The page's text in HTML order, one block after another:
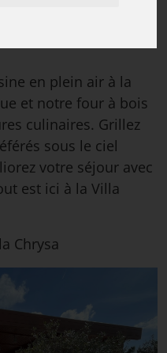
en plein air à la
et notre four à bois
culinaires. Grillez
sous le ciel
votre séjour avec
est ici à la Villa
Chrysa